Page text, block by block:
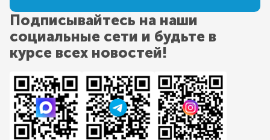
Подписывайтесь на наши
социальные сети и будьте в
курсе всех новостей!